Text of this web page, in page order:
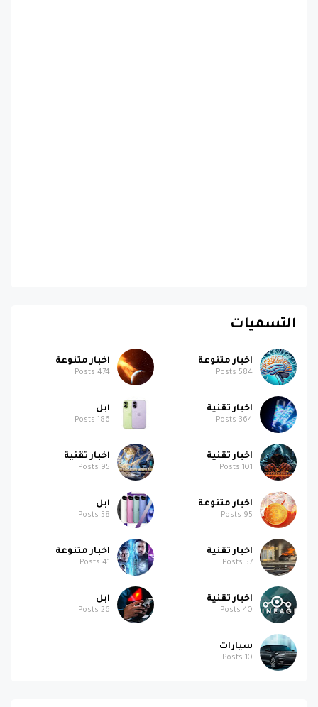
التسميات
اخبار متنوعة
584
اخبار متنوعة
474
اخبار تقنية
364
ابل
186
اخبار تقنية
101
اخبار تقنية
95
اخبار متنوعة
95
ابل
58
اخبار تقنية
57
اخبار متنوعة
41
اخبار تقنية
40
ابل
26
سيارات
10